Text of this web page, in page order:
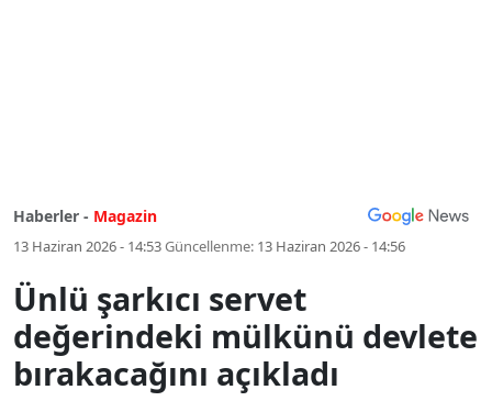
Haberler - Magazin
13 Haziran 2026 - 14:53Güncellenme: 13 Haziran 2026 - 14:56
Ünlü şarkıcı servet
değerindeki mülkünü devlete
bırakacağını açıkladı